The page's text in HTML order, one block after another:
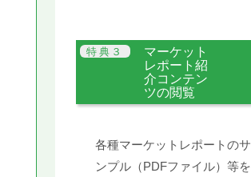
マーケット
レポート紹
介コンテン
ツの閲覧
各種マーケットレポートのサ
ンプル（PDFファイル）等を